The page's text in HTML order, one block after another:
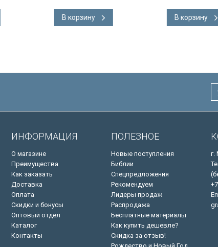
В корзину В корзину
ИНФОРМАЦИЯ
О магазине
Преимущества
Как заказать
Доставка
Оплата
Скидки и бонусы
Оптовый отдел
Каталог
Контакты
ПОЛЕЗНОЕ
Новые поступления
Библии
Спецпредложения
Рекомендуем
Лидеры продаж
Распродажа
Бесплатные материалы
Как купить дешевле?
Скидка за отзыв!
г.